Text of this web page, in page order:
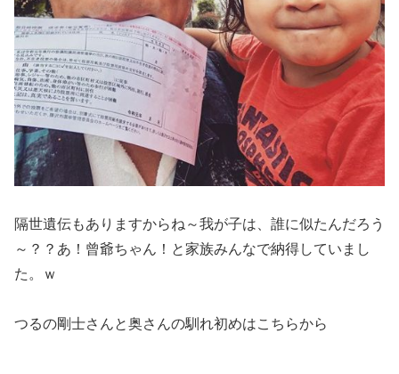
隔世遺伝もありますからね～我が子は、誰に似たんだろう
～？？あ！曾爺ちゃん！と家族みんなで納得していまし
た。ｗ
つるの剛士さんと奥さんの馴れ初めはこちらから